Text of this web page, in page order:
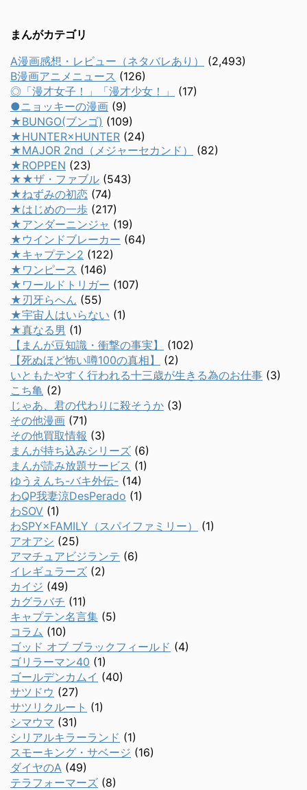
まんがカテゴリ
A漫画感想・レビュー（ネタバレあり）
(2,493)
B漫画アニメニュース (126)
◎「漫才女子！」「漫才少女！」
(17)
●ニョッキーの漫画 (9)
★BUNGO(ブンゴ) (109)
★HUNTER×HUNTER (24)
★MAJOR 2nd（メジャーセカンド）
(82)
★ROPPEN (23)
★★ザ・ファブル (543)
★ねずみの初恋 (74)
★はじめの一歩 (217)
★アンダーニンジャ (19)
★ウインドブレーカー (64)
★キャプテン2 (122)
★ワンピース (146)
★ワールドトリガー (107)
★刃牙らへん (55)
★宇宙人はいらない (1)
★真なる男 (1)
【まんが豆知識・衝撃の事実】
(102)
【死ぬほど怖い噂100の真相】
(2)
いともたやすく行われる十三歳が生きる為のお仕事 (3)
こち亀 (2)
じゃあ、君の代わりに殺そうか (3)
その他漫画 (71)
その他買取情報 (3)
まんが持ち込みシリーズ (6)
まんが読み放題サービス (1)
ゆうえんち-バキ外伝- (14)
わQP我妻涼DesPerado (1)
わSOV (1)
わSPY×FAMILY（スパイファミリー）
(1)
アオアシ (25)
アマチュアビジランテ (6)
イレギュラーズ (2)
カイジ (49)
カグラバチ (11)
キャプテン名言集 (5)
コラム (10)
ゴッド オブ ブラックフィールド (4)
ゴリラーマン40 (1)
ゴールデンカムイ (40)
サツドウ (27)
サツリクルート (1)
シマウマ (31)
シリアルキラーランド (1)
スモーキング・サベージ (16)
ダイヤのA (49)
テラフォーマーズ (8)